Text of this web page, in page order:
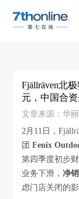
Fjällräven北
元，中国合
文章来源：华
2月11日，
团Fenix
第四季度初步
业务下滑，净
虑门店关闭的